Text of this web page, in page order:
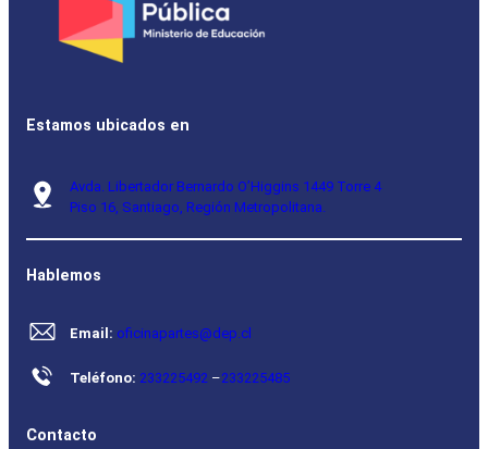
Estamos ubicados en
Avda. Libertador Bernardo O’Higgins 1449 Torre 4
Piso 16, Santiago, Región Metropolitana.
Hablemos
Email: oficinapartes@dep.cl
Teléfono: 233225492 –233225485
Contacto